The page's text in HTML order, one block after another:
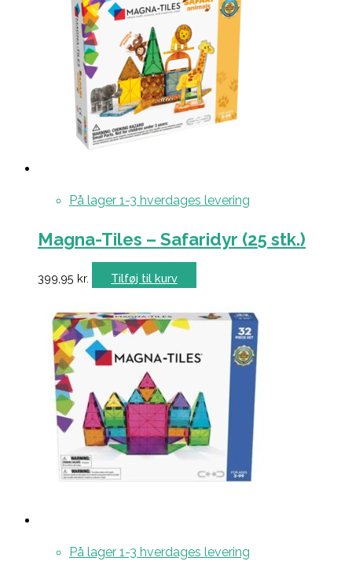
På lager 1-3 hverdages levering
Magna-Tiles – Safaridyr (25 stk.)
399,95 kr. Tilføj til kurv
På lager 1-3 hverdages levering